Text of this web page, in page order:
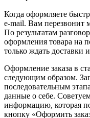
Когда оформляете
e-mail. Вам перезвонит
По результатам
оформления товара на
только ждать доставки
Оформление заказа в
следующим образом.
последовательным
данные о себе.
информацию, которая
кнопку «Оформить